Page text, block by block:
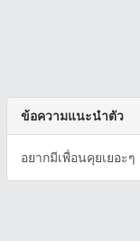
ข้อความแนะนำตัว
อยากมีเพื่อนคุยเยอะ